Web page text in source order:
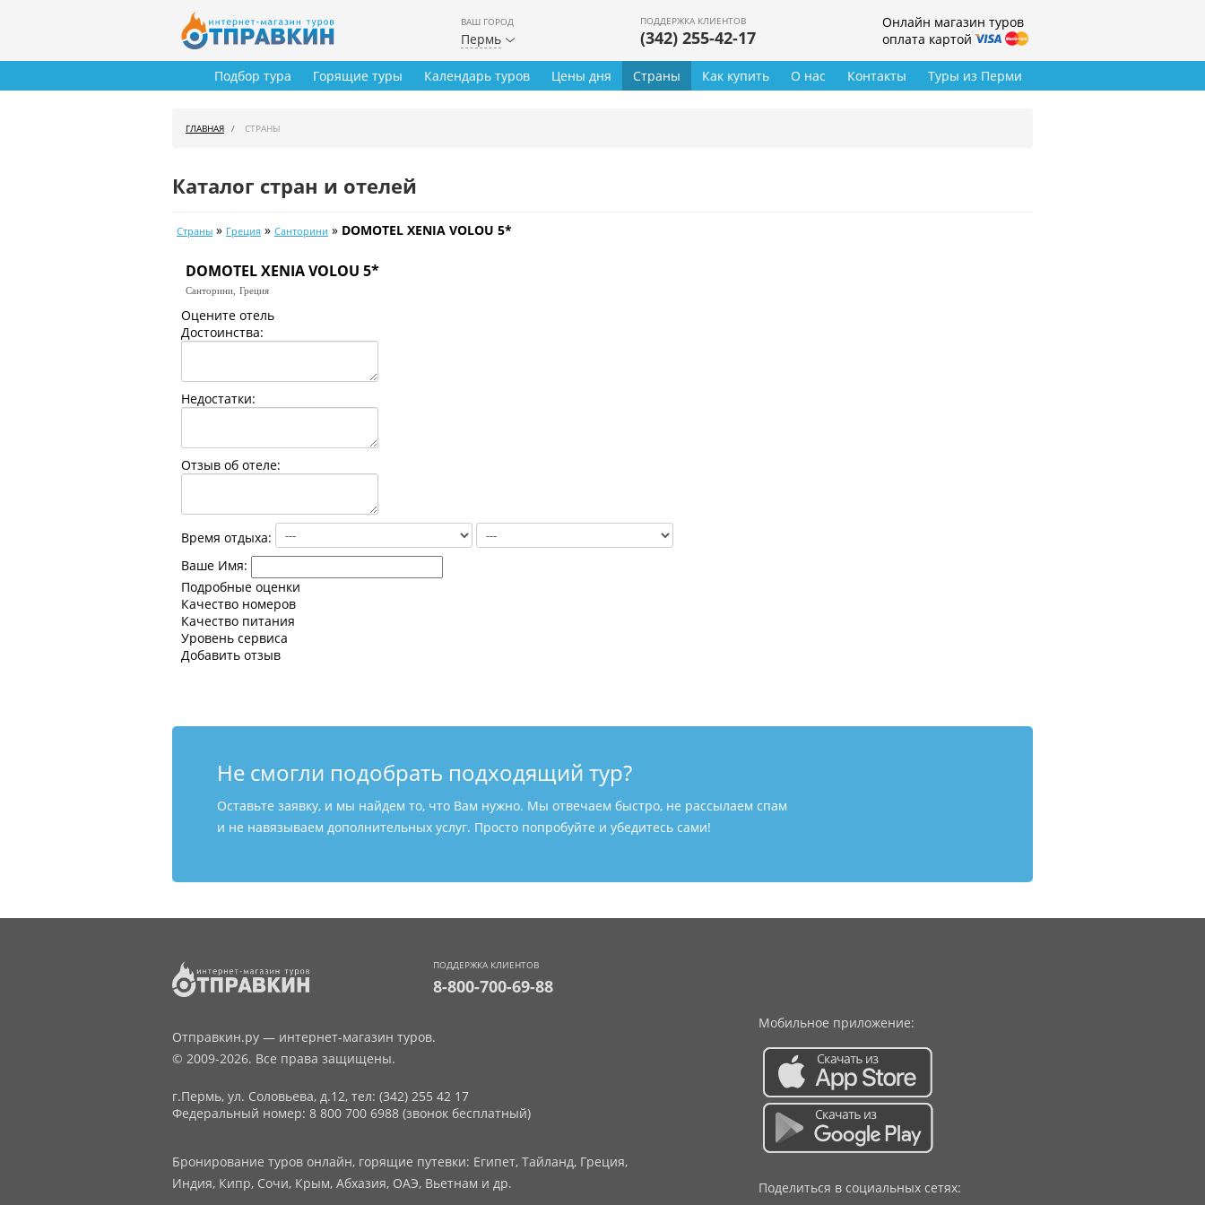
ВАШ ГОРОД
Пермь
ПОДДЕРЖКА КЛИЕНТОВ
(342) 255-42-17
Онлайн магазин туров
оплата картой
Туры из Перми
Подбор тура Горящие туры Календарь туров Цены дня Страны Как купить О нас Контакты
ГЛАВНАЯ СТРАНЫ
Каталог стран и отелей
Страны » Греция » Санторини » DOMOTEL XENIA VOLOU 5*
DOMOTEL XENIA VOLOU 5*
Санторини, Греция
Оцените отель
Достоинства:
Недостатки:
Отзыв об отеле:
Время отдыха:
Ваше Имя:
Подробные оценки
Качество номеров
Качество питания
Уровень сервиса
Добавить отзыв
Не смогли подобрать подходящий тур?
Оставьте заявку, и мы найдем то, что Вам нужно. Мы отвечаем быстро, не рассылаем спам
и не навязываем дополнительных услуг. Просто попробуйте и убедитесь сами!
ПОДДЕРЖКА КЛИЕНТОВ
8-800-700-69-88
Отправкин.ру — интернет-магазин туров.
© 2009-2026. Все права защищены.
г.Пермь, ул. Соловьева, д.12, тел: (342) 255 42 17
Федеральный номер: 8 800 700 6988 (звонок бесплатный)
Бронирование туров онлайн, горящие путевки: Египет, Тайланд, Греция,
Индия, Кипр, Сочи, Крым, Абхазия, ОАЭ, Вьетнам и др.
Мобильное приложение:
Поделиться в социальных сетях: